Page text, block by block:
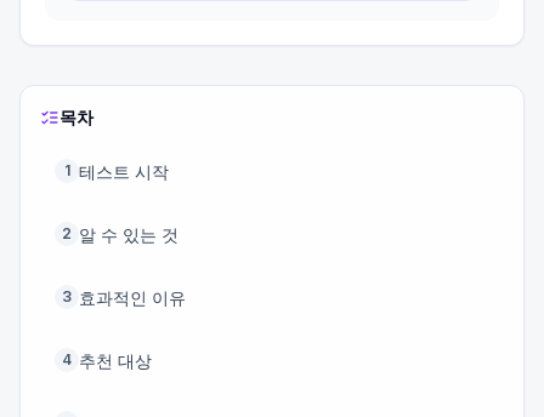
목차
1 테스트 시작
2 알 수 있는 것
3 효과적인 이유
4 추천 대상